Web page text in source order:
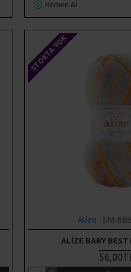
Hemen Al
STOKTA YOK
Alize SM-
ALIZE BABY BEST
56,00TL